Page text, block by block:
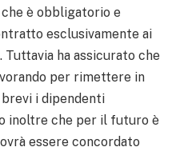
è obbligatorio e
esclusivamente ai
Tuttavia ha assicurato che
per rimettere in
i dipendenti
inoltre che per il futuro è
essere concordato